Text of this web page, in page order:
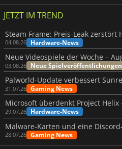
JETZT IM TREND
04.08.26 Hardware-News
03.08.26 Neue Spielveröffentlichungen
31.07.26 Gaming News
29.07.26 Hardware-News
28.07.26 Gaming News